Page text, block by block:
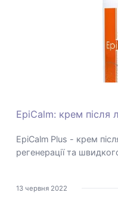
EpiCalm: крем після
EpiCalm Plus - крем
регенерації та
13 червня 2022